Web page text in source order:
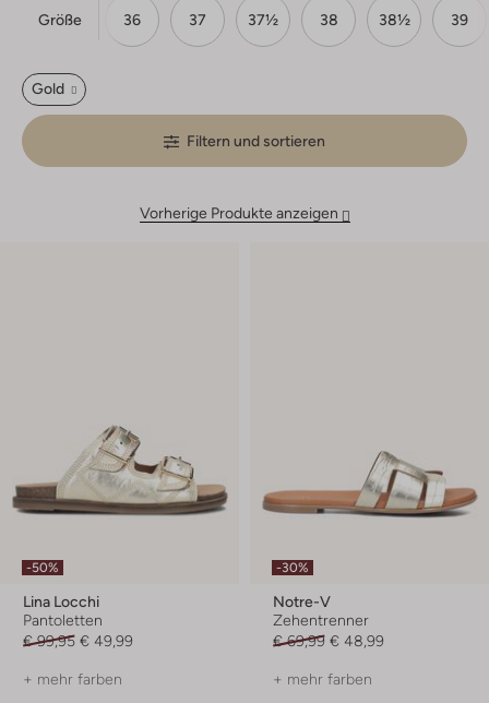
Größe
35 36 37 37½ 38 38½ 39
Gold
Filtern und sortieren
Vorherige Produkte anzeigen
-50%
Lina Locchi
Pantoletten
€ 99,95 € 49,99
+ mehr farben
-30%
Notre-V
Zehentrenner
€ 69,99 € 48,99
+ mehr farben